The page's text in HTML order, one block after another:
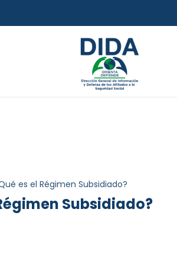
es el Régimen Subsidiado?
Subsidiado?